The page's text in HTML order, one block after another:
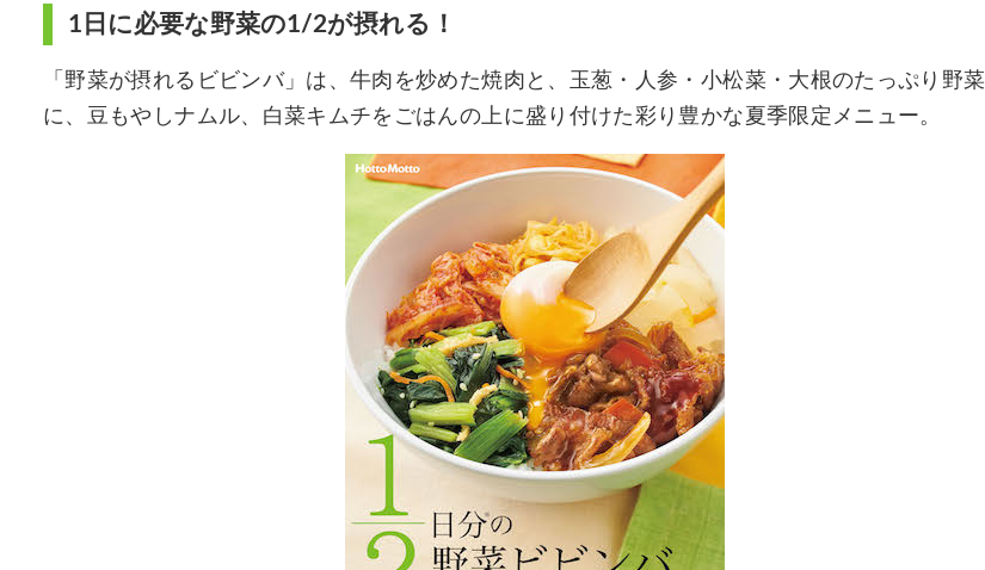
1日に必要な野菜の1/2が摂れる！
「野菜が摂れるビビンバ」は、牛肉を炒めた焼肉と、玉葱・人参・小松菜・大根のたっぷり野菜
に、豆もやしナムル、白菜キムチをごはんの上に盛り付けた彩り豊かな夏季限定メニュー。